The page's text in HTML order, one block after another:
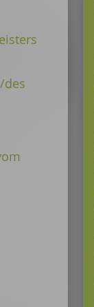
des